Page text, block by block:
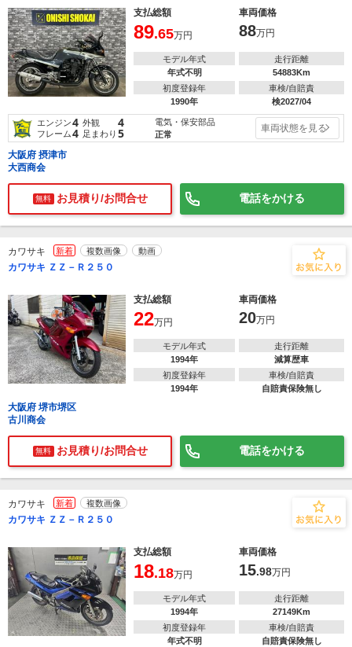
支払総額
車両価格
89.65万円 88万円
モデル年式
年式不明
走行距離
54883Km
初度登録年
1990年
車検/自賠責
検2027/04
エンジン4 外観 4
フレーム4 足まわり 5
電気・保安部品
正常
車両状態を見る
大阪府 摂津市
大西商会
無料 お見積り/お問合せ 電話をかける
カワサキ 新着 複数画像 動画
カワサキ ＺＺ－Ｒ２５０
支払総額 車両価格
22万円 20万円
モデル年式
1994年
走行距離
減算歴車
初度登録年
1994年
車検/自賠責
自賠責保険無し
大阪府 堺市堺区
古川商会
無料 お見積り/お問合せ 電話をかける
カワサキ 新着 複数画像
カワサキ ＺＺ－Ｒ２５０
支払総額 車両価格
18.18万円 15.98万円
モデル年式
1994年
走行距離
27149Km
初度登録年
年式不明
車検/自賠責
自賠責保険無し